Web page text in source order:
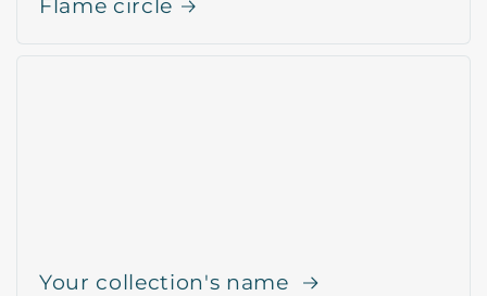
Flame circle
Your collection's name